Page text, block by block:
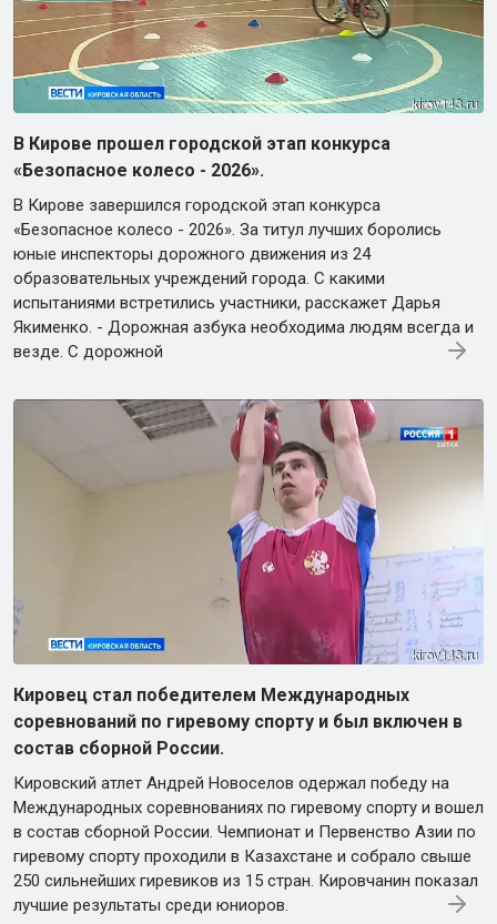
В Кирове прошел городской этап конкурса
«Безопасное колесо - 2026».
В Кирове завершился городской этап конкурса
«Безопасное колесо - 2026». За титул лучших боролись
юные инспекторы дорожного движения из 24
образовательных учреждений города. С какими
испытаниями встретились участники, расскажет Дарья
Якименко. - Дорожная азбука необходима людям всегда и
везде. С дорожной
Кировец стал победителем Международных
соревнований по гиревому спорту и был включен в
состав сборной России.
Кировский атлет Андрей Новоселов одержал победу на
Международных соревнованиях по гиревому спорту и вошел
в состав сборной России. Чемпионат и Первенство Азии по
гиревому спорту проходили в Казахстане и собрало свыше
250 сильнейших гиревиков из 15 стран. Кировчанин показал
лучшие результаты среди юниоров.